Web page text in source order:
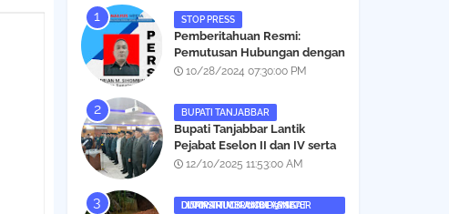
STOP PRESS
Pemberitahuan Resmi:
Pemutusan Hubungan dengan
Salah Satu Individu yang
Analisismedia.com
10/28/2024 07:30:00 PM
BUPATI TANJABBAR
‎Bupati Tanjabbar Lantik
Pejabat Eselon II dan IV serta
Fungsional, Berikut Nama dan
12/10/2025 11:53:00 AM
DUMP TRUCK AMBLAS SAAT LINTASI TIMBUNAN YANG DITANAMI CERUCUP 3 METER